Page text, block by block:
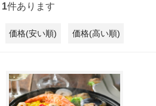
1件あります
価格(安い順) 価格(高い順)